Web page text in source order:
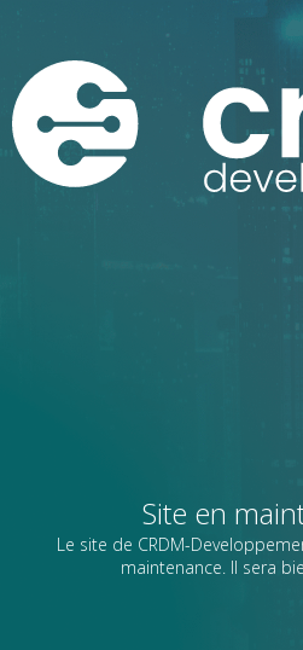
Site en
Le site de CRDM-
maintenance. Il sera